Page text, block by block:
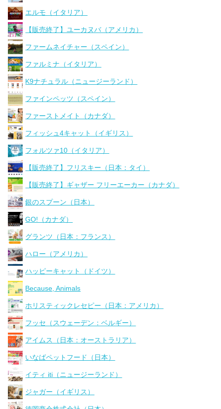
エルモ（イタリア）
【販売終了】ユーカヌバ（アメリカ）
ファームネイチャー（スペイン）
ファルミナ（イタリア）
K9ナチュラル（ニュージーランド）
ファインペッツ（スペイン）
ファーストメイト（カナダ）
フィッシュ4キャット（イギリス）
フォルツァ10（イタリア）
【販売終了】フリスキー（日本：タイ）
【販売終了】ギャザー フリーエーカー（カナダ）
銀のスプーン（日本）
GO!（カナダ）
グランツ（日本：フランス）
ハロー（アメリカ）
ハッピーキャット（ドイツ）
Because, Animals
ホリスティックレセピー（日本：アメリカ）
フッセ（スウェーデン：ベルギー）
アイムス（日本：オーストラリア）
いなばペットフード（日本）
イティ iti（ニュージーランド）
ジャガー（イギリス）